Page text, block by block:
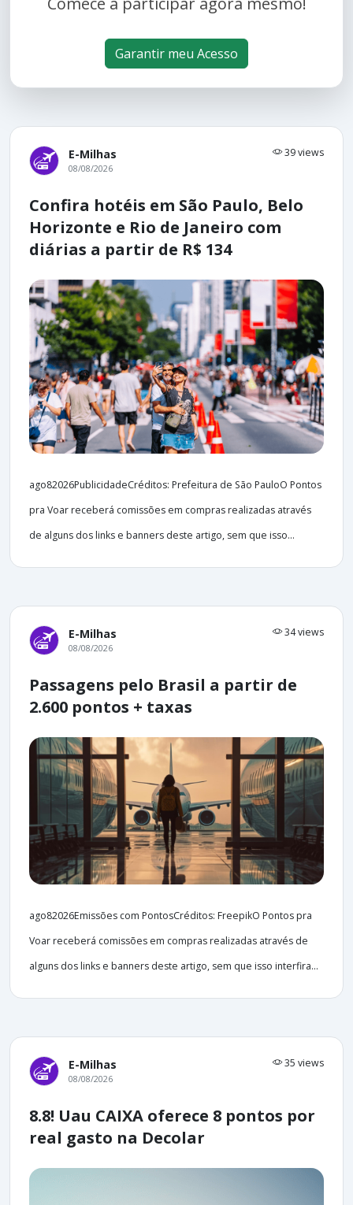
Garantir meu Acesso
E-Milhas 39 views
08/08/2026
Confira hotéis em São Paulo, Belo
Horizonte e Rio de Janeiro com
diárias a partir de R$ 134
ago82026PublicidadeCréditos: Prefeitura de São PauloO Pontos
pra Voar receberá comissões em compras realizadas através
de alguns dos links e banners deste artigo, sem que isso...
E-Milhas 34 views
08/08/2026
Passagens pelo Brasil a partir de
2.600 pontos + taxas
ago82026Emissões com PontosCréditos: FreepikO Pontos pra
Voar receberá comissões em compras realizadas através de
alguns dos links e banners deste artigo, sem que isso interfira...
E-Milhas 35 views
08/08/2026
8.8! Uau CAIXA oferece 8 pontos por
real gasto na Decolar